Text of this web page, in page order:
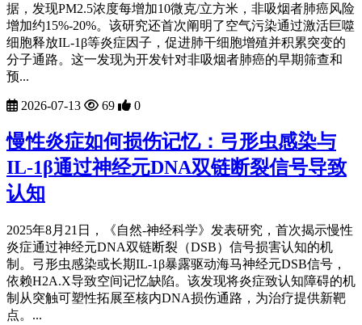
据，发现PM2.5浓度每增加10微克/立方米，非吸烟者肺癌风险
增加约15%-20%。该研究还首次阐明了空气污染通过激活巨噬
细胞释放IL-1β等炎症因子，促进肺干细胞增殖并积累突变的
分子通路。这一发现为开发针对非吸烟者肺癌的早期筛查和
预...
2026-07-13 69 0
慢性炎症如何损伤记忆：弓形虫感染与
IL-1β通过神经元DNA双链断裂信号导致
认知
2025年8月21日，《自然-神经科学》发表研究，首次揭示慢性
炎症通过神经元DNA双链断裂（DSB）信号损害认知的机
制。弓形虫感染或长期IL-1β暴露驱动海马神经元DSB信号，
依赖H2A.X导致空间记忆缺陷。该发现将炎症致认知障碍的机
制从突触可塑性拓展至核内DNA损伤通路，为治疗提供新靶
点。...